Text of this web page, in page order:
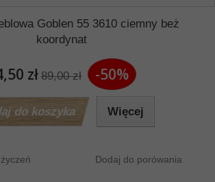
Goblen 55 3610 ciemny beż
koordynat
zł 89,00 zł -50%
do koszyka Więcej
Dodaj do porówania